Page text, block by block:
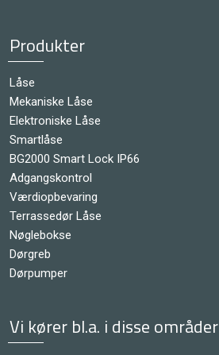
Produkter
Låse
Mekaniske Låse
Elektroniske Låse
Smartlåse
BG2000 Smart Lock IP66
Adgangskontrol
Værdiopbevaring
Terrassedør Låse
Nøglebokse
Dørgreb
Dørpumper
Vi kører bl.a. i disse områder